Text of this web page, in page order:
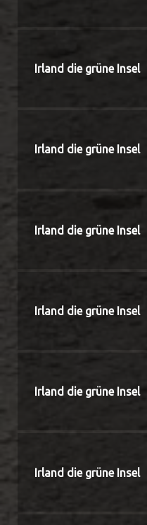
Irland die grüne Insel
Irland die grüne Insel
Irland die grüne Insel
Irland die grüne Insel
Irland die grüne Insel
Irland die grüne Insel